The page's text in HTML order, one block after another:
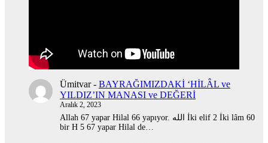
Ümitvar- BAYRAĞIMIZDAKİ ‘HİLÂL ve
YILDIZ’IN MANASI ve DEĞERİ
Aralık 2, 2023
Allah 67 yapar Hilal 66 yapıyor. الله İki elif 2 İki lâm 60
bir H 5 67 yapar Hilal de…